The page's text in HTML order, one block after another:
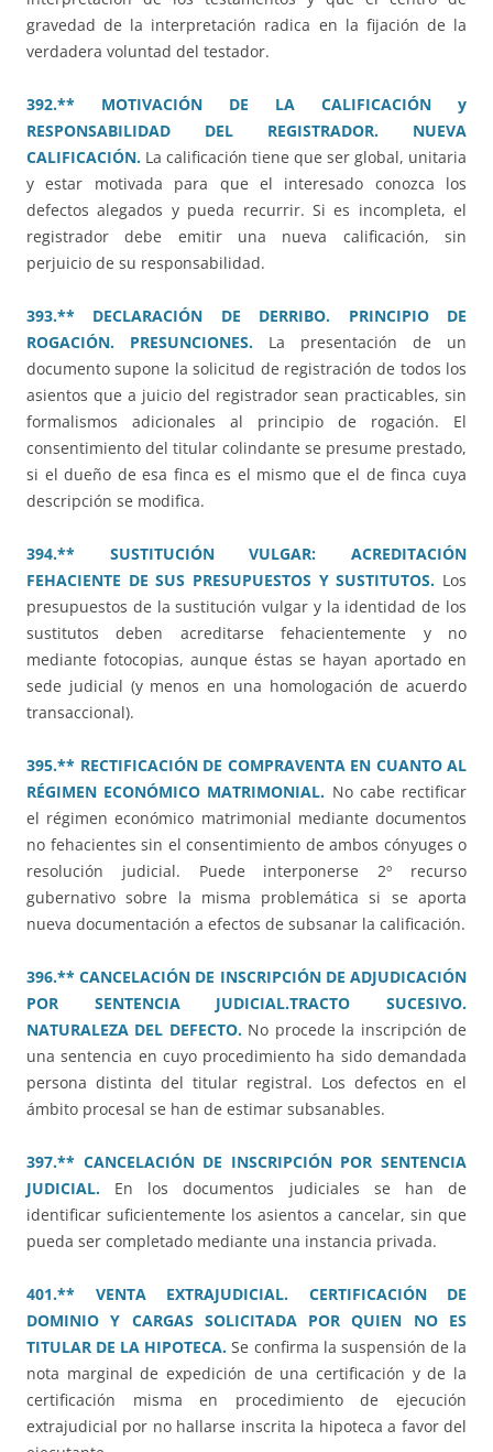
gravedad de la interpretación radica en la fijación de la
verdadera voluntad del testador.
392.** MOTIVACIÓN DE LA CALIFICACIÓN y
RESPONSABILIDAD DEL REGISTRADOR. NUEVA
CALIFICACIÓN. La calificación tiene que ser global, unitaria
y estar motivada para que el interesado conozca los
defectos alegados y pueda recurrir. Si es incompleta, el
registrador debe emitir una nueva calificación, sin
perjuicio de su responsabilidad.
393.** DECLARACIÓN DE DERRIBO. PRINCIPIO DE
ROGACIÓN. PRESUNCIONES. La presentación de un
documento supone la solicitud de registración de todos los
asientos que a juicio del registrador sean practicables, sin
formalismos adicionales al principio de rogación. El
consentimiento del titular colindante se presume prestado,
si el dueño de esa finca es el mismo que el de finca cuya
descripción se modifica.
394.** SUSTITUCIÓN VULGAR: ACREDITACIÓN
FEHACIENTE DE SUS PRESUPUESTOS Y SUSTITUTOS. Los
presupuestos de la sustitución vulgar y la identidad de los
sustitutos deben acreditarse fehacientemente y no
mediante fotocopias, aunque éstas se hayan aportado en
sede judicial (y menos en una homologación de acuerdo
transaccional).
395.** RECTIFICACIÓN DE COMPRAVENTA EN CUANTO AL
RÉGIMEN ECONÓMICO MATRIMONIAL. No cabe rectificar
el régimen económico matrimonial mediante documentos
no fehacientes sin el consentimiento de ambos cónyuges o
resolución judicial. Puede interponerse 2º recurso
gubernativo sobre la misma problemática si se aporta
nueva documentación a efectos de subsanar la calificación.
396.** CANCELACIÓN DE INSCRIPCIÓN DE ADJUDICACIÓN
POR SENTENCIA JUDICIAL.TRACTO SUCESIVO.
NATURALEZA DEL DEFECTO.No procede la inscripción de
una sentencia en cuyo procedimiento ha sido demandada
persona distinta del titular registral. Los defectos en el
ámbito procesal se han de estimar subsanables.
397.** CANCELACIÓN DE INSCRIPCIÓN POR SENTENCIA
JUDICIAL.
En los documentos judiciales se han de
identificar suficientemente los asientos a cancelar, sin que
pueda ser completado mediante una instancia privada.
401.** VENTA EXTRAJUDICIAL. CERTIFICACIÓN DE
DOMINIO Y CARGAS SOLICITADA POR QUIEN NO ES
TITULAR DE LA HIPOTECA. Se confirma la suspensión de la
nota marginal de expedición de una certificación y de la
certificación misma en procedimiento de ejecución
extrajudicial por no hallarse inscrita la hipoteca a favor del